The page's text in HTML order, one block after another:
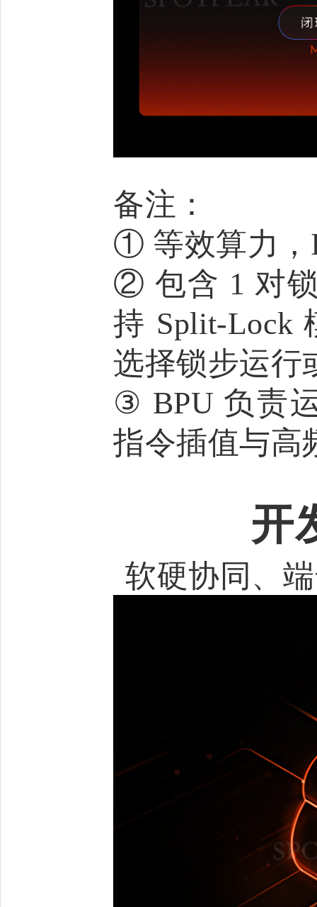
备注：
① 等效算力，
② 包含 1 对
持 Split-Lock
选择锁步运行
③ BPU 负责
指令插值与高
开
软硬协同、